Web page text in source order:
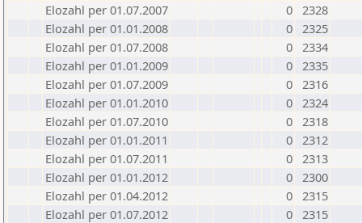
Elozahl per 01.07.2007
0 2328
Elozahl per 01.01.2008
0 2325
Elozahl per 01.07.2008
0 2334
Elozahl per 01.01.2009
0 2335
Elozahl per 01.07.2009
0 2316
Elozahl per 01.01.2010
0 2324
Elozahl per 01.07.2010
0 2318
Elozahl per 01.01.2011
0 2312
Elozahl per 01.07.2011
0 2313
Elozahl per 01.01.2012
0 2300
Elozahl per 01.04.2012
0 2315
Elozahl per 01.07.2012
0 2315